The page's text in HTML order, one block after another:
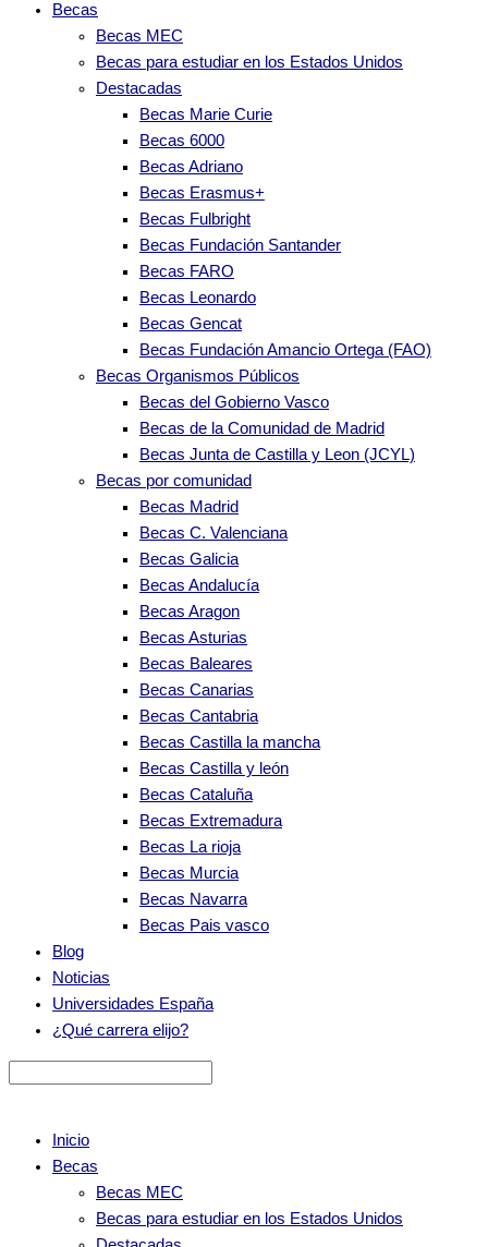
Becas
Becas MEC
Becas para estudiar en los Estados Unidos
Destacadas
Becas Marie Curie
Becas 6000
Becas Adriano
Becas Erasmus+
Becas Fulbright
Becas Fundación Santander
Becas FARO
Becas Leonardo
Becas Gencat
Becas Fundación Amancio Ortega (FAO)
Becas Organismos Públicos
Becas del Gobierno Vasco
Becas de la Comunidad de Madrid
Becas Junta de Castilla y Leon (JCYL)
Becas por comunidad
Becas Madrid
Becas C. Valenciana
Becas Galicia
Becas Andalucía
Becas Aragon
Becas Asturias
Becas Baleares
Becas Canarias
Becas Cantabria
Becas Castilla la mancha
Becas Castilla y león
Becas Cataluña
Becas Extremadura
Becas La rioja
Becas Murcia
Becas Navarra
Becas Pais vasco
Blog
Noticias
Universidades España
¿Qué carrera elijo?
Inicio
Becas
Becas MEC
Becas para estudiar en los Estados Unidos